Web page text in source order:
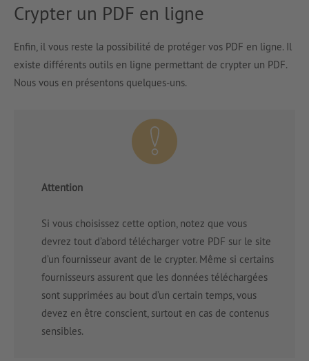
Crypter un PDF en ligne
Enfin, il vous reste la possibilité de protéger vos PDF en ligne. Il
existe différents outils en ligne permettant de crypter un PDF.
Nous vous en présentons quelques-uns.
Attention
Si vous choisissez cette option, notez que vous
devrez tout d’abord télécharger votre PDF sur le site
d’un fournisseur avant de le crypter. Même si certains
fournisseurs assurent que les données téléchargées
sont supprimées au bout d’un certain temps, vous
devez en être conscient, surtout en cas de contenus
sensibles.